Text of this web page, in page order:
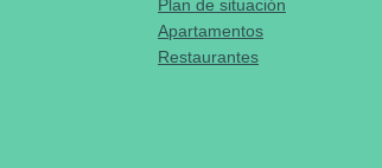
Plan de situación
Apartamentos
Restaurantes